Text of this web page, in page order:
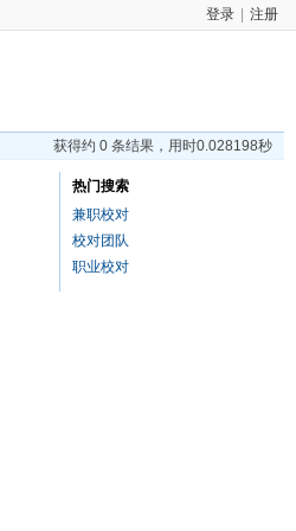
登录 注册
获得约 0 条结果，用时0.028198秒
热门搜索
兼职校对
校对团队
职业校对